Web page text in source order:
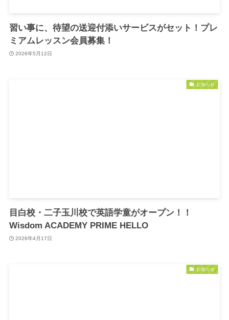
習い事に、待望の送迎付添いサービスがセット！プレ
ミアムレッスン会員募集！
2026年5月12日
お知らせ
目白校・二子玉川校で英語学童がオープン！！
Wisdom ACADEMY PRIME HELLO
2026年4月17日
お知らせ